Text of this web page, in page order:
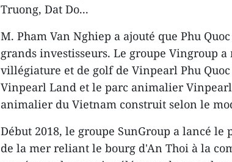
Truong, Dat Do...
M. Pham Van Nghiep a ajouté que Phu
grands investisseurs. Le groupe Vingroup
villégiature et de golf de Vinpearl Phu
Vinpearl Land et le parc animalier
animalier du Vietnam construit selon le
Début 2018, le groupe SunGroup a lancé le
de la mer reliant le bourg d'An Thoi à la